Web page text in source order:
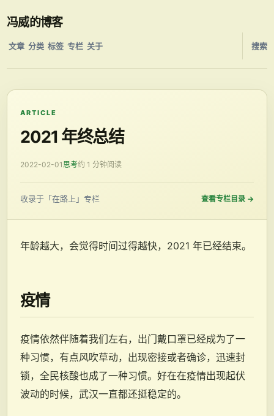
冯威的博客
文章 分类 标签 专栏 关于 搜索
ARTICLE
2021 年终总结
2022-02-01思考约 1 分钟阅读
收录于「在路上」专栏 查看专栏目录 →
年龄越大，会觉得时间过得越快，2021 年已经结束。
疫情
疫情依然伴随着我们左右，出门戴口罩已经成为了一
种习惯，有点风吹草动，出现密接或者确诊，迅速封
锁，全民核酸也成了一种习惯。好在在疫情出现起伏
波动的时候，武汉一直都还挺稳定的。